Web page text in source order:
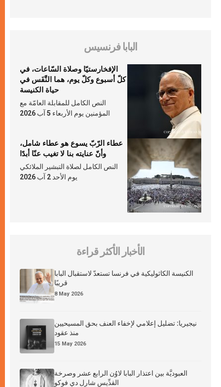
البابا فرنسيس
الإفخارستيّا وصلاة السّاعات، في
كلّ أسبوع وكلّ يوم، هما النَّفَس في
حياة الكنيسة
النص الكامل للمقابلة العامّة مع
المؤمنين يوم الأربعاء 5 آب 2026
عطاء الرّبّ يسوع هو عطاء شامل،
وأنّ عنايته بنا لا تغيب عنّا أبدًا
النص الكامل لصلاة التبشير الملائكي
يوم الأحد 2 آب 2026
الأخبار الأكثر قراءة
الكنيسة الكاثوليكية في فرنسا تستعدّ لاستقبال البابا
قريبًا
8 May 2026
نيجيريا: تضليل إعلامي لإخفاء العنف بحق المسيحيين
منذ عقود
15 May 2026
العبوديَّة بين اعتذار البابا لاوُن الرابع عشر وصرخة
القدِّيس شارل دي فوكو